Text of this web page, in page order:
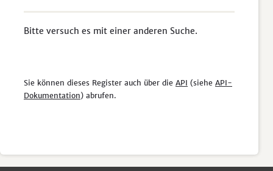
Bitte versuch es mit einer anderen Suche.
Sie können dieses Register auch über die API (siehe API-
Dokumentation) abrufen.